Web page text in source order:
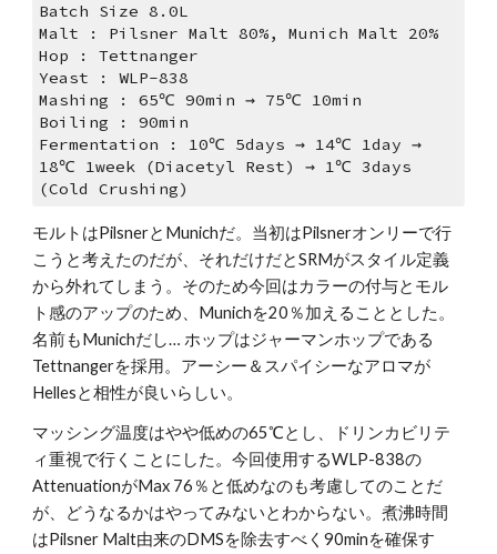
Batch Size 8.0L
Malt : Pilsner Malt 80%, Munich Malt 20%
Hop : Tettnanger
Yeast : WLP-838
Mashing : 65℃ 90min → 75℃ 10min
Boiling : 90min
Fermentation : 10℃ 5days → 14℃ 1day →
18℃ 1week (Diacetyl Rest) → 1℃ 3days
(Cold Crushing)
モルトはPilsnerとMunichだ。当初はPilsnerオンリーで行
こうと考えたのだが、それだけだとSRMがスタイル定義
から外れてしまう。そのため今回はカラーの付与とモル
ト感のアップのため、Munichを20％加えることとした。
名前もMunichだし… ホップはジャーマンホップである
Tettnangerを採用。アーシー＆スパイシーなアロマが
Hellesと相性が良いらしい。
マッシング温度はやや低めの65℃とし、ドリンカビリテ
ィ重視で行くことにした。今回使用するWLP-838の
AttenuationがMax 76％と低めなのも考慮してのことだ
が、どうなるかはやってみないとわからない。煮沸時間
はPilsner Malt由来のDMSを除去すべく90minを確保す